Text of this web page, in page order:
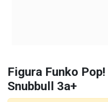
Figura Funko
Snubbull 3a+